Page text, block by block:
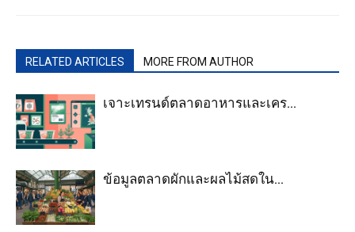
RELATED ARTICLES MORE FROM AUTHOR
เจาะเทรนด์ตลาดอาหารและเคร...
ข้อมูลตลาดผักและผลไม้สดใน...